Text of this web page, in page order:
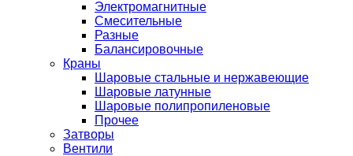
Электромагнитные
Смесительные
Разные
Балансировочные
Краны
Шаровые стальные и нержавеющие
Шаровые латунные
Шаровые полипропиленовые
Прочее
Затворы
Вентили